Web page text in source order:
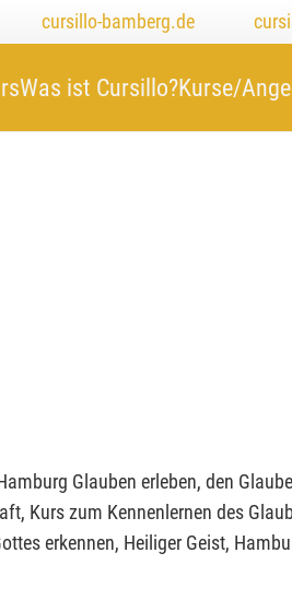
cursillo-bamberg.de
Was ist Cursillo?Kurse/
Glauben erleben, den
Kurs zum Kennenlernen des
erkennen, Heiliger Geist,